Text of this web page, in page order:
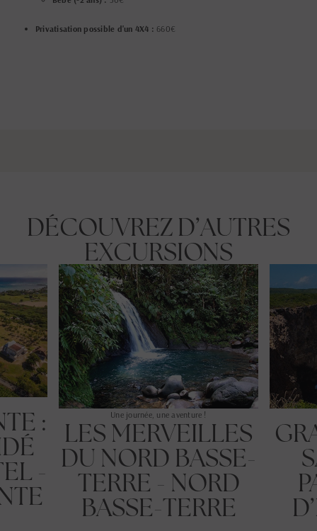
Privatisation possible d'un 4X4 : 660€
DÉCOUVREZ D’AUTRES
EXCURSIONS
:
-
Une journée, une aventure !
LES MERVEILLES
DU NORD BASSE-
TERRE - NORD
BASSE-TERRE